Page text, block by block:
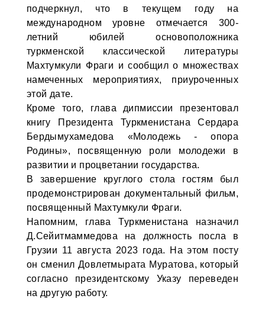
подчеркнул, что в текущем году на
международном уровне отмечается 300-
летний юбилей основоположника
туркменской классической литературы
Махтумкули Фраги и сообщил о множествах
намеченных мероприятиях, приуроченных
этой дате.
Кроме того, глава дипмиссии презентовал
книгу Президента Туркменистана Сердара
Бердымухамедова «Молодежь - опора
Родины», посвященную роли молодежи в
развитии и процветании государства.
В завершение круглого стола гостям был
продемонстрирован документальный фильм,
посвященный Махтумкули Фраги.
Напомним, глава Туркменистана назначил
Д.Сейитмаммедова на должность посла в
Грузии 11 августа 2023 года. На этом посту
он сменил Довлетмырата Муратова, который
согласно президентскому Указу переведен
на другую работу.